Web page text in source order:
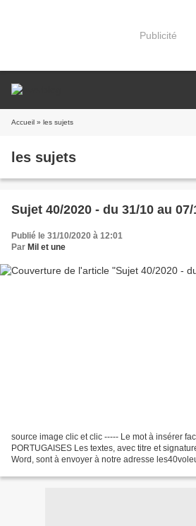
Publicité
Accueil » les sujets
les sujets
Sujet 40/2020 - du 31/10 au 07/
Publié le 31/10/2020 à 12:01
Par Mil et une
source image clic et clic ----- Le mot à insérer
PORTUGAISES Les textes, avec titre et
Word, sont à envoyer à notre adresse